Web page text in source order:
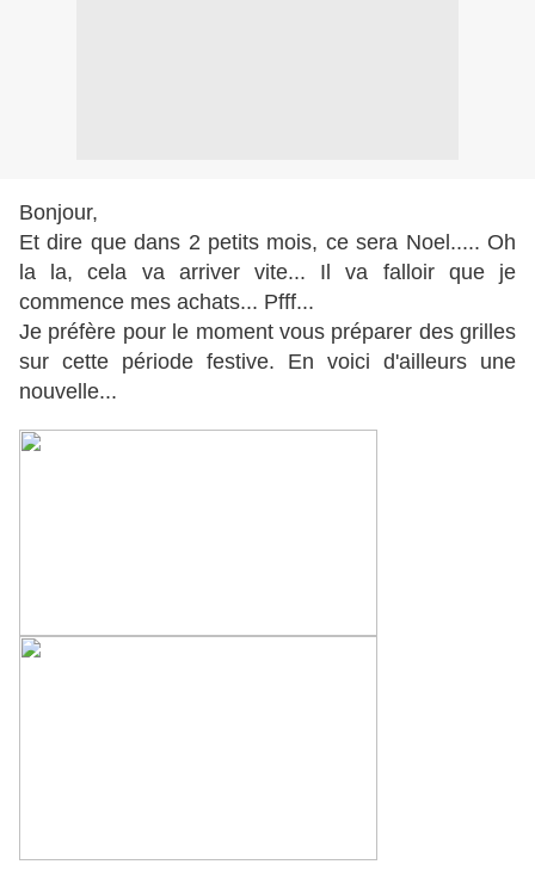
Bonjour,
Et dire que dans 2 petits mois, ce sera Noel..... Oh
la la, cela va arriver vite... Il va falloir que je
commence mes achats... Pfff...
Je préfère pour le moment vous préparer des grilles
sur cette période festive. En voici d'ailleurs une
nouvelle...